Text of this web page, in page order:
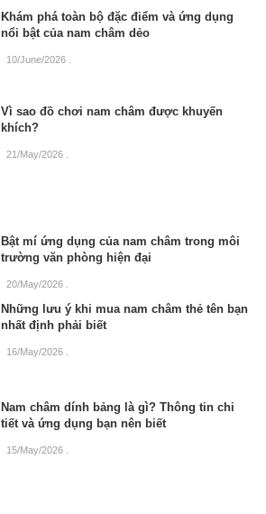
Khám phá toàn bộ đặc điểm và ứng dụng
nổi bật của nam châm dẻo
10/June/2026 .
Vì sao đồ chơi nam châm được khuyến
khích?
21/May/2026
Bật mí ứng dụng của nam châm trong môi
trường văn phòng hiện đại
20/May/2026
Những lưu ý khi mua nam châm thẻ tên bạn
nhất định phải biết
16/May/2026
Nam châm dính bảng là gì? Thông tin chi
tiết và ứng dụng bạn nên biết
15/May/2026